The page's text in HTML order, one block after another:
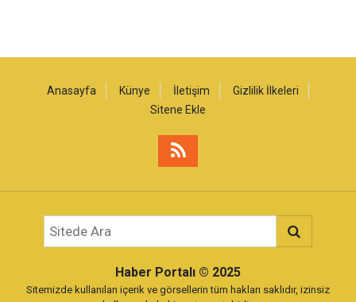
Anasayfa Künye İletişim
Gizlilik İlkeleri
Sitene Ekle
Haber Portalı © 2025
Sitemizde kullanılan içerik ve görsellerin tüm hakları saklıdır, izinsiz